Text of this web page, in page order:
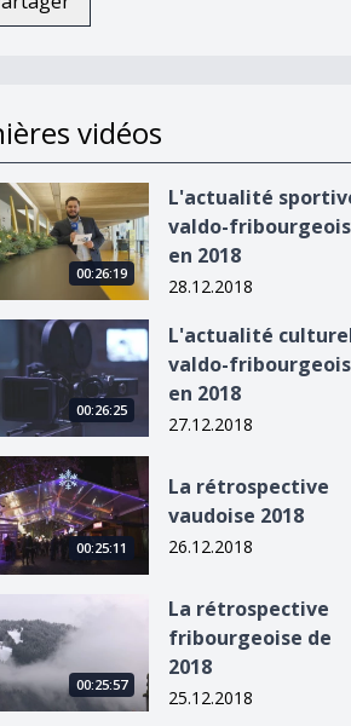
vidéos
sportive valdo-fribourgeoise
00:26:19
L'actualité
valdo-
en 2018
28.12.2018
culturelle valdo-
00:26:25
L'actualité
valdo-
en 2018
27.12.2018
vaudoise 2018
00:25:11
La rétrospective
vaudoise 2018
26.12.2018
fribourgeoise de 2018
00:25:57
La rétrospective
fribourgeoise de
2018
25.12.2018